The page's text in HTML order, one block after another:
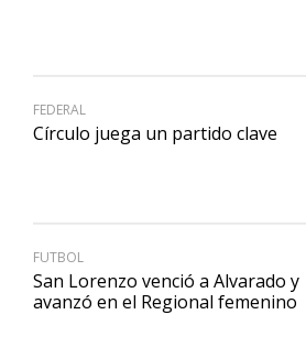
FEDERAL
Círculo juega un partido clave
FUTBOL
San Lorenzo venció a Alvarado y
avanzó en el Regional femenino